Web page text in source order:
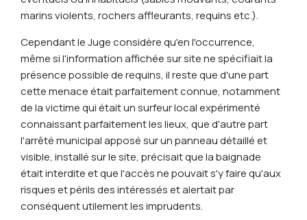
marins violents, rochers affleurants, requins etc.).
Cependant le Juge considère qu'en l'occurrence,
même si l'information affichée sur site ne spécifiait la
présence possible de requins, il reste que d'une part
cette menace était parfaitement connue, notamment
de la victime qui était un surfeur local expérimenté
connaissant parfaitement les lieux, que d'autre part
l'arrêté municipal apposé sur un panneau détaillé et
visible, installé sur le site, précisait que la baignade
était interdite et que l'accès ne pouvait s'y faire qu'aux
risques et périls des intéressés et alertait par
conséquent utilement les imprudents.